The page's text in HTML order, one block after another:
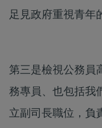
足見政府重視青年
第三是檢視公務員
務專員、也包括我
立副司長職位，負